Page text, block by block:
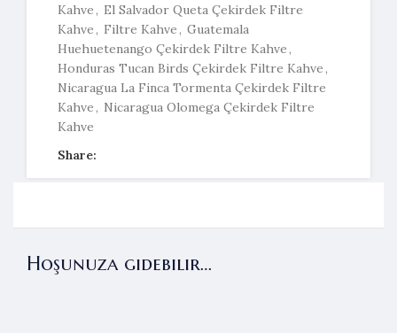
Kahve , El Salvador Queta Çekirdek Filtre
Kahve , Filtre Kahve , Guatemala
Huehuetenango Çekirdek Filtre Kahve ,
Honduras Tucan Birds Çekirdek Filtre Kahve ,
Nicaragua La Finca Tormenta Çekirdek Filtre
Kahve , Nicaragua Olomega Çekirdek Filtre
Kahve
Share:
Hoşunuza gidebilir…